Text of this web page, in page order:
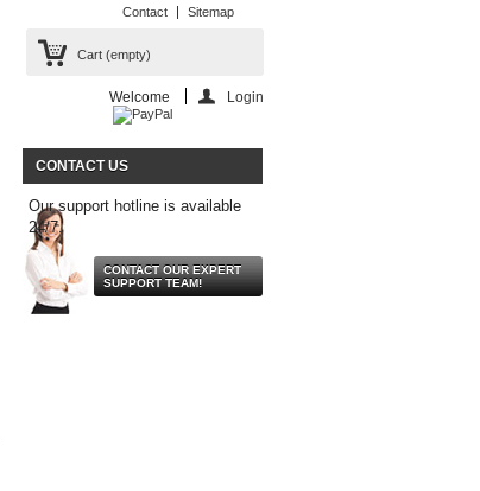
Contact Sitemap
Cart (empty)
Welcome
Login
CONTACT US
Our support hotline is available
24/7.
CONTACT OUR EXPERT
SUPPORT TEAM!